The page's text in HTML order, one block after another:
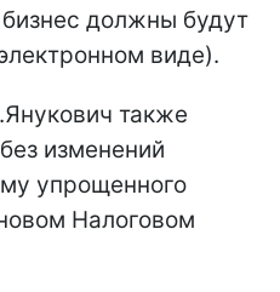
должны будут
виде).
также
изменений
упрощенного
Налоговом